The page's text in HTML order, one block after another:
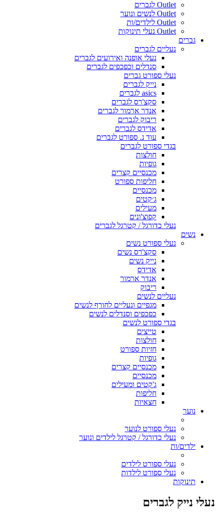
Outlet לגברים
Outlet לנשים ונוער
Outlet לילדים/ות
Outlet נעלי תינוקות
גברים
נעליים לגברים
נעלי אופנה ואירועים לגברים
סנדלים וכפכפים לגברים
נעלי ספורט גברים
נייק לגברים
asics לגברים
סקצ'רס לגברים
אנדר ארמור לגברים
ריבוק לגברים
אדידס לגברים
עוד נ. ספורט לגברים
בגדי ספורט לגברים
חולצות
גופיות
מכנסיים קצרים
חליפות ספורט
מכנסיים
ג׳קטים
מעילים
קפוצ'ונים
נעלי כדורגל / קטרגל לגברים
נשים
נעלי ספורט נשים
סקצ'רס נשים
נייק נשים
אדידס
אנדר ארמור
ריבוק
נעליים לנשים
מגפיים ונעליים לחורף לנשים
כפכפים וסנדלים לנשים
בגדי ספורט לנשים
טייצים
חולצות
חזיות ספורט
גופיות
מכנסיים קצרים
מכנסיים
ג'קטים ומעילים
חליפות
חצאיות
נוער
נעלי ספורט לנוער
נעלי כדורגל / קטרגל לילדים ונוער
ילדים/ות
נעלי ספורט לילדים
נעלי ספורט לילדות
תינוקות
נעלי נייק לגברים